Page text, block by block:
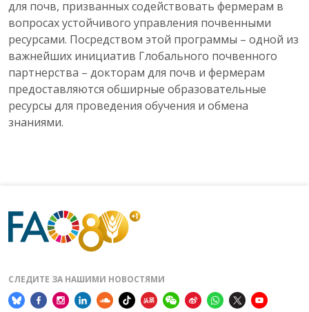
для почв, призванных содействовать фермерам в
вопросах устойчивого управления почвенными
ресурсами. Посредством этой программы – одной из
важнейших инициатив Глобального почвенного
партнерства – докторам для почв и фермерам
предоставляются обширные образовательные
ресурсы для проведения обучения и обмена
знаниями.
СЛЕДИТЕ ЗА НАШИМИ НОВОСТЯМИ